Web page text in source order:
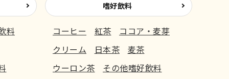
料
嗜好飲料
コーヒー 紅茶
ココア・麦芽
クリーム
日本茶
麦茶
ウーロン茶
その他嗜好飲料